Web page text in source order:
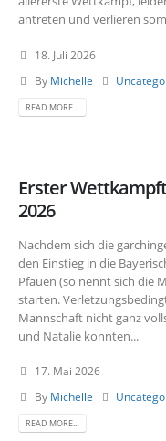
antreten und verlieren
18. Juli 2026
By Michelle
READ MORE...
Erster
2026
Nachdem sich die
den Einstieg in die
Pfauen (so nennt sich die
starten.
Mannschaft nicht ganz
und Natalie konnten...
17. Mai 2026
By Michelle
READ MORE...